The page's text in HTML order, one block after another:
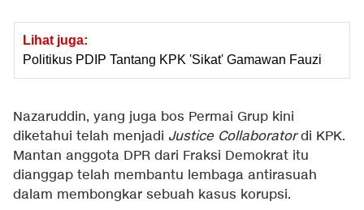
Lihat juga:
Politikus PDIP Tantang KPK 'Sikat' Gamawan Fauzi
Nazaruddin, yang juga bos Permai Grup kini
diketahui telah menjadi Justice Collaboratordi KPK.
Mantan anggota DPR dari Fraksi Demokrat itu
dianggap telah membantu lembaga antirasuah
dalam membongkar sebuah kasus korupsi.